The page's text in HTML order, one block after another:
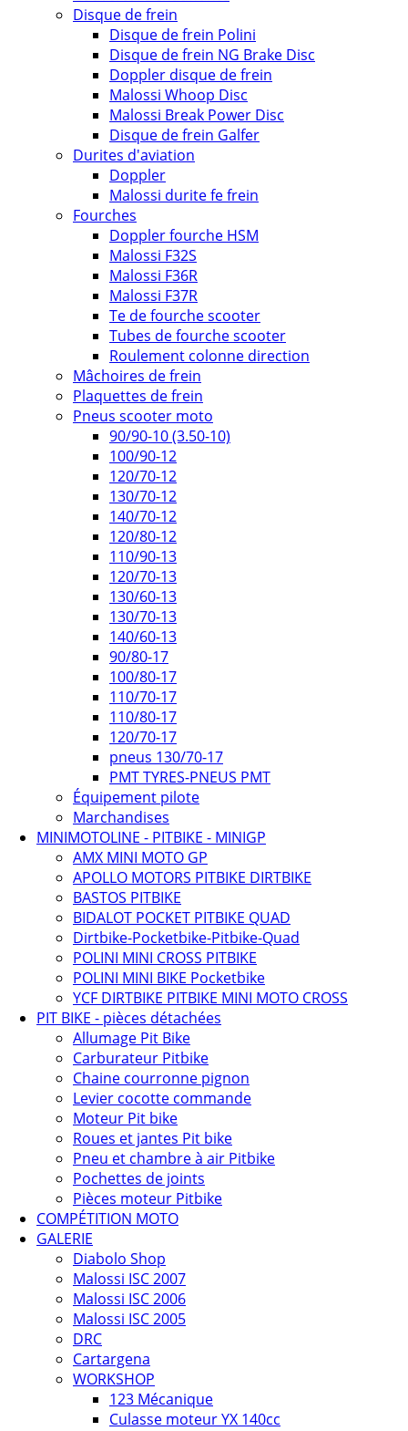
Disque de frein
Disque de frein Polini
Disque de frein NG Brake Disc
Doppler disque de frein
Malossi Whoop Disc
Malossi Break Power Disc
Disque de frein Galfer
Durites d'aviation
Doppler
Malossi durite fe frein
Fourches
Doppler fourche HSM
Malossi F32S
Malossi F36R
Malossi F37R
Te de fourche scooter
Tubes de fourche scooter
Roulement colonne direction
Mâchoires de frein
Plaquettes de frein
Pneus scooter moto
90/90-10 (3.50-10)
100/90-12
120/70-12
130/70-12
140/70-12
120/80-12
110/90-13
120/70-13
130/60-13
130/70-13
140/60-13
90/80-17
100/80-17
110/70-17
110/80-17
120/70-17
pneus 130/70-17
PMT TYRES-PNEUS PMT
Équipement pilote
Marchandises
MINIMOTOLINE - PITBIKE - MINIGP
AMX MINI MOTO GP
APOLLO MOTORS PITBIKE DIRTBIKE
BASTOS PITBIKE
BIDALOT POCKET PITBIKE QUAD
Dirtbike-Pocketbike-Pitbike-Quad
POLINI MINI CROSS PITBIKE
POLINI MINI BIKE Pocketbike
YCF DIRTBIKE PITBIKE MINI MOTO CROSS
PIT BIKE - pièces détachées
Allumage Pit Bike
Carburateur Pitbike
Chaine courronne pignon
Levier cocotte commande
Moteur Pit bike
Roues et jantes Pit bike
Pneu et chambre à air Pitbike
Pochettes de joints
Pièces moteur Pitbike
COMPÉTITION MOTO
GALERIE
Diabolo Shop
Malossi ISC 2007
Malossi ISC 2006
Malossi ISC 2005
DRC
Cartargena
WORKSHOP
123 Mécanique
Culasse moteur YX 140cc